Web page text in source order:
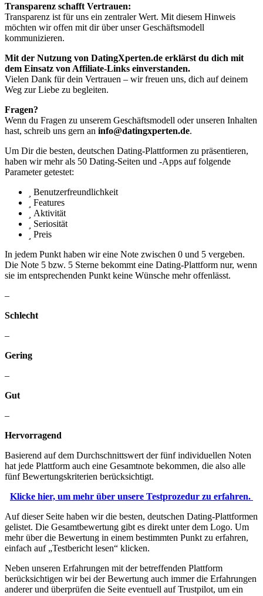
Transparenz schafft Vertrauen:
Transparenz ist für uns ein zentraler Wert. Mit diesem Hinweis
möchten wir offen mit dir über unser Geschäftsmodell
kommunizieren.
Mit der Nutzung von DatingXperten.de erklärst du dich mit
dem Einsatz von Affiliate-Links einverstanden.
Vielen Dank für dein Vertrauen – wir freuen uns, dich auf deinem
Weg zur Liebe zu begleiten.
Fragen?
Wenn du Fragen zu unserem Geschäftsmodell oder unseren Inhalten
hast, schreib uns gern an info@datingxperten.de.
Um Dir die besten, deutschen Dating-Plattformen zu präsentieren,
haben wir mehr als 50 Dating-Seiten und -Apps auf folgende
Parameter getestet:
Benutzerfreundlichkeit
Features
Aktivität
Seriosität
Preis
In jedem Punkt haben wir eine Note zwischen 0 und 5 vergeben.
Die Note 5 bzw. 5 Sterne bekommt eine Dating-Plattform nur, wenn
sie im entsprechenden Punkt keine Wünsche mehr offenlässt.
–
Schlecht
–
Gering
–
Gut
–
Hervorragend
Basierend auf dem Durchschnittswert der fünf individuellen Noten
hat jede Plattform auch eine Gesamtnote bekommen, die also alle
fünf Bewertungskriterien berücksichtigt.
Klicke hier, um mehr über unsere Testprozedur zu erfahren.
Auf dieser Seite haben wir die besten, deutschen Dating-Plattformen
gelistet. Die Gesamtbewertung gibt es direkt unter dem Logo. Um
mehr über die Bewertung in einem bestimmten Punkt zu erfahren,
einfach auf „Testbericht lesen“ klicken.
Neben unseren Erfahrungen mit der betreffenden Plattform
berücksichtigen wir bei der Bewertung auch immer die Erfahrungen
anderer und überprüfen die Seite eventuell auf Trustpilot, um ein